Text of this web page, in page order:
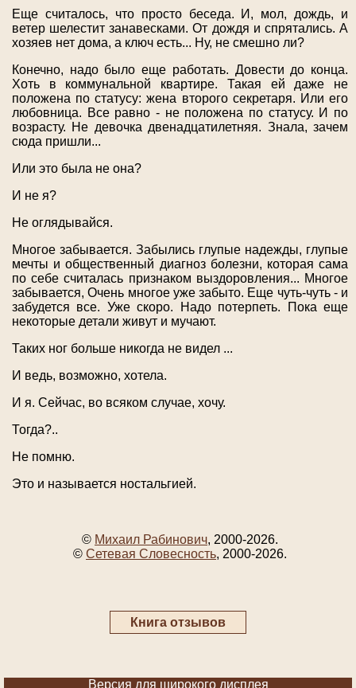
Еще считалось, что просто беседа. И, мол, дождь, и
ветер шелестит занавесками. От дождя и спрятались. А
хозяев нет дома, а ключ есть... Ну, не смешно ли?
Конечно, надо было еще работать. Довести до конца.
Хоть в коммунальной квартире. Такая ей даже не
положена по статусу: жена второго секретаря. Или его
любовница. Все равно - не положена по статусу. И по
возрасту. Не девочка двенадцатилетняя. Знала, зачем
сюда пришли...
Или это была не она?
И не я?
Не оглядывайся.
Многое забывается. Забылись глупые надежды, глупые
мечты и общественный диагноз болезни, которая сама
по себе считалась признаком выздоровления... Многое
забывается, Очень многое уже забыто. Еще чуть-чуть - и
забудется все. Уже скоро. Надо потерпеть. Пока еще
некоторые детали живут и мучают.
Таких ног больше никогда не видел ...
И ведь, возможно, хотела.
И я. Сейчас, во всяком случае, хочу.
Тогда?..
Не помню.
Это и называется ностальгией.
© Михаил Рабинович, 2000-2026.
© Сетевая Словесность, 2000-2026.
Книга отзывов
Версия для широкого дисплея